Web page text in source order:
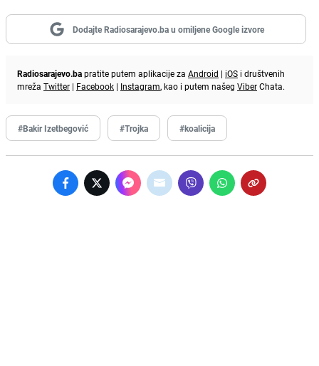
Dodajte Radiosarajevo.ba u omiljene Google izvore
Radiosarajevo.bapratite putem aplikacije za Android | iOS i društvenih
mreža Twitter | Facebook | Instagram, kao i putem našeg ViberChata.
#Bakir Izetbegović #Trojka #koalicija